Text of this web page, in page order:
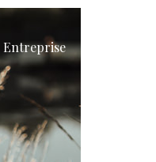
Entreprise